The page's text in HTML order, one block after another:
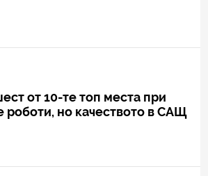
от 10-те топ места при
роботи, но качеството в САЩ